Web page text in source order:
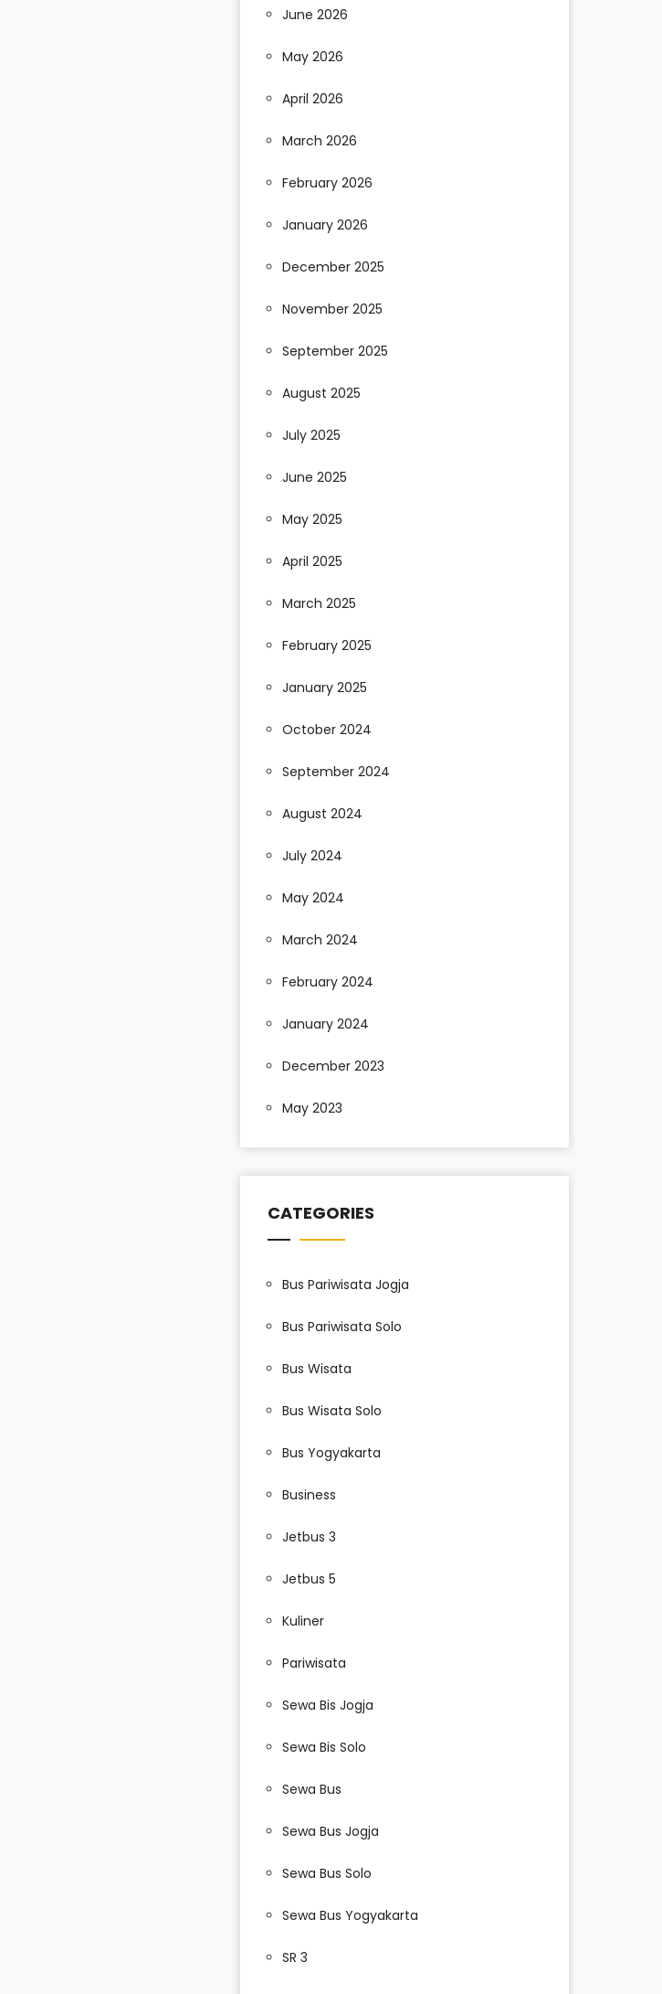
June 2026
May 2026
April 2026
March 2026
February 2026
January 2026
December 2025
November 2025
September 2025
August 2025
July 2025
June 2025
May 2025
April 2025
March 2025
February 2025
January 2025
October 2024
September 2024
August 2024
July 2024
May 2024
March 2024
February 2024
January 2024
December 2023
May 2023
CATEGORIES
Bus Pariwisata Jogja
Bus Pariwisata Solo
Bus Wisata
Bus Wisata Solo
Bus Yogyakarta
Business
Jetbus 3
Jetbus 5
Kuliner
Pariwisata
Sewa Bis Jogja
Sewa Bis Solo
Sewa Bus
Sewa Bus Jogja
Sewa Bus Solo
Sewa Bus Yogyakarta
SR 3